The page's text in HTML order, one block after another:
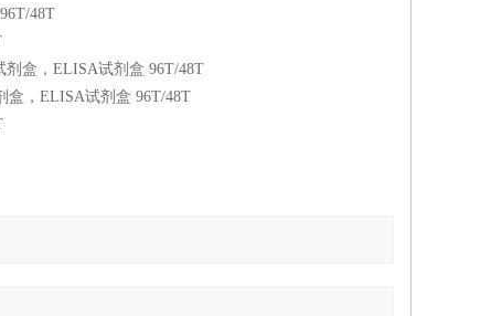
48T
剂盒，ELISA试剂盒 96T/48T
盒，ELISA试剂盒 96T/48T